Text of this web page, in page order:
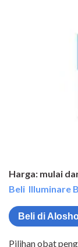
Harga: mulai
Beli Illuminare
Beli di
Pilihan obat